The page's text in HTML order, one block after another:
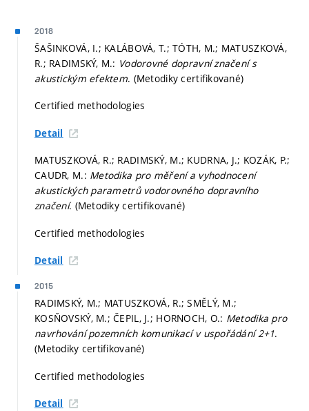
2018
ŠAŠINKOVÁ, I.; KALÁBOVÁ, T.; TÓTH, M.; MATUSZKOVÁ,
R.; RADIMSKÝ, M.: Vodorovné dopravní značení s
akustickým efektem. (Metodiky certifikované)
Certified methodologies
Detail
MATUSZKOVÁ, R.; RADIMSKÝ, M.; KUDRNA, J.; KOZÁK, P.;
CAUDR, M.: Metodika pro měření a vyhodnocení
akustických parametrů vodorovného dopravního
značení. (Metodiky certifikované)
Certified methodologies
Detail
2015
RADIMSKÝ, M.; MATUSZKOVÁ, R.; SMĚLÝ, M.;
KOSŇOVSKÝ, M.; ČEPIL, J.; HORNOCH, O.: Metodika pro
navrhování pozemních komunikací v uspořádání 2+1.
(Metodiky certifikované)
Certified methodologies
Detail